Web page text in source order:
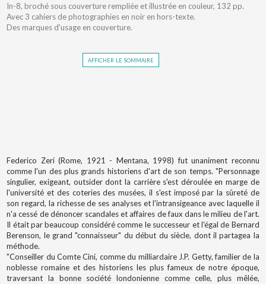
In-8, broché sous couverture rempliée et illustrée en couleur, 132 pp.
Avec 3 cahiers de photographies en noir en hors-texte.
Des marques d'usage en couverture.
afficher le sommaire
Federico Zeri (Rome, 1921 - Mentana, 1998) fut unaniment reconnu
comme l'un des plus grands historiens d'art de son temps. "Personnage
singulier, exigeant, outsider dont la carrière s'est déroulée en marge de
l'université et des coteries des musées, il s'est imposé par la sûreté de
son regard, la richesse de ses analyses et l'intransigeance avec laquelle il
n'a cessé de dénoncer scandales et affaires de faux dans le milieu de l'art.
Il était par beaucoup considéré comme le successeur et l'égal de Bernard
Berenson, le grand "connaisseur" du début du siècle, dont il partagea la
méthode.
"Conseiller du Comte Cini, comme du milliardaire J.P. Getty, familier de la
noblesse romaine et des historiens les plus fameux de notre époque,
traversant la bonne société londonienne comme celle, plus mêlée,